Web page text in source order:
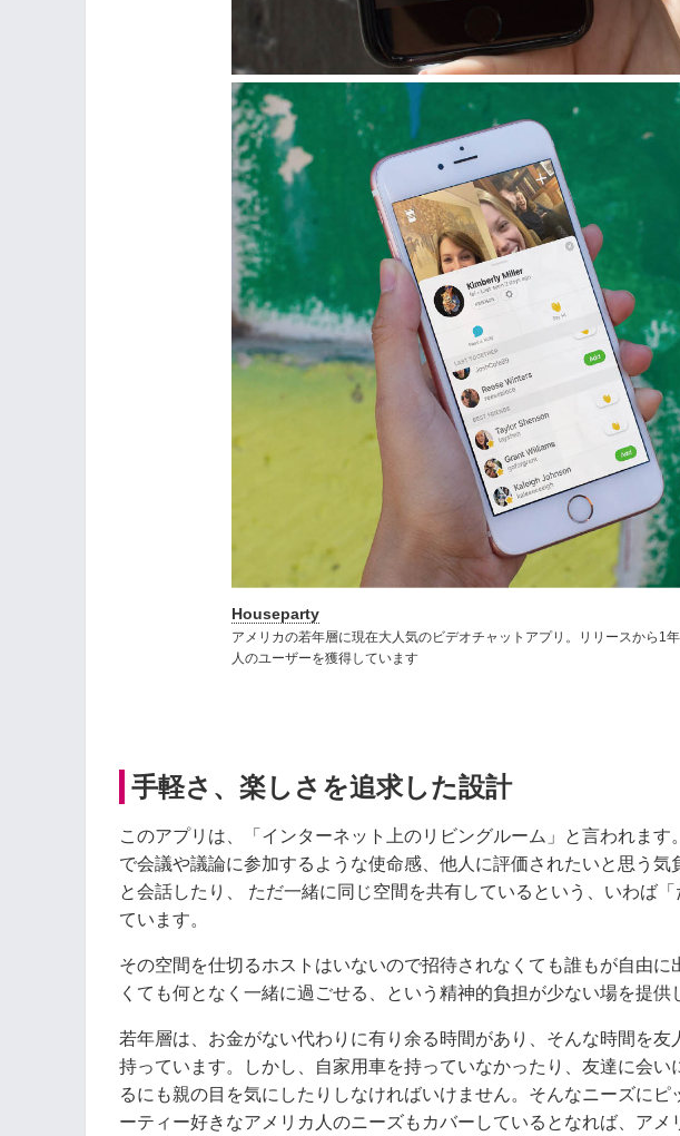
Houseparty
アメリカの若年層に現在大人気のビデオチャットアプリ。リリースから1
人のユーザーを獲得しています
手軽さ、楽しさを追求した設計
このアプリは、「インターネット上のリビングルーム」と言われま
で会議や議論に参加するような使命感、他人に評価されたいと思う気
と会話したり、 ただ一緒に同じ空間を共有しているという、いわば
ています。
その空間を仕切るホストはいないので招待されなくても誰もが自由
くても何となく一緒に過ごせる、という精神的負担が少ない場を提供
若年層は、お金がない代わりに有り余る時間があり、そんな時間を友
持っています。しかし、自家用車を持っていなかったり、友達に会い
るにも親の目を気にしたりしなければいけません。そんなニーズに
ーティー好きなアメリカ人のニーズもカバーしているとなれば、アメ